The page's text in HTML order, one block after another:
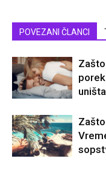
POVEZANI ČLANCI